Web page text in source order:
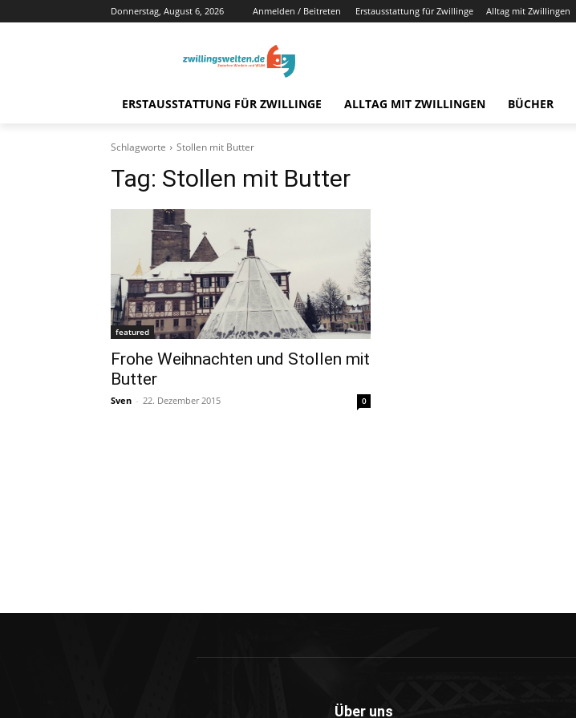
Donnerstag, August 6, 2026 Anmelden / Beitreten Erstausstattung für Zwillinge Alltag mit Zwillingen
ERSTAUSSTATTUNG FÜR ZWILLINGE ALLTAG MIT ZWILLINGEN BÜCHER
Schlagworte Stollen mit Butter
Tag: Stollen mit Butter
featured
Frohe Weihnachten und Stollen mit
Butter
Sven - 22. Dezember 2015 0
Über uns